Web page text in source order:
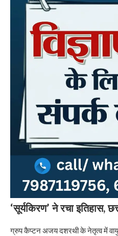
‘सूर्यकिरण’ ने रचा इतिहास,
ग्रुप कैप्टन अजय दशरथी के नेतृत्व में